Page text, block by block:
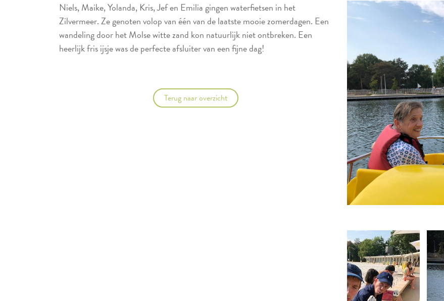
Niels, Maike, Yolanda, Kris, Jef en Emilia gingen waterfietsen in het
Zilvermeer. Ze genoten volop van één van de laatste mooie zomerdagen. Een
wandeling door het Molse witte zand kon natuurlijk niet ontbreken. Een
heerlijk fris ijsje was de perfecte afsluiter van een fijne dag!
Terug naar overzicht